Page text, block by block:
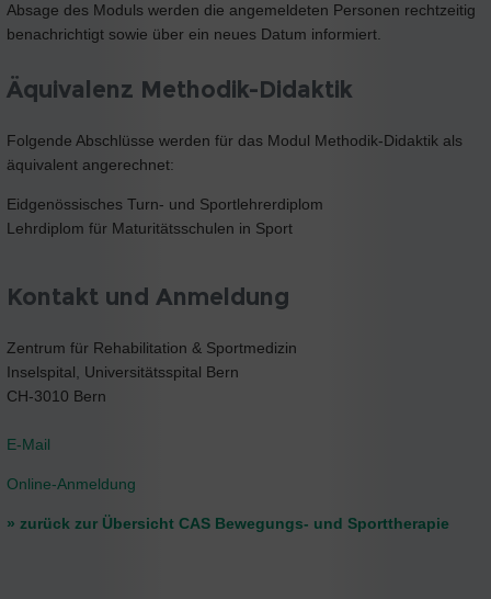
Absage des Moduls werden die angemeldeten Personen rechtzeitig
benachrichtigt sowie über ein neues Datum informiert.
Äquivalenz Methodik-Didaktik
Folgende Abschlüsse werden für das Modul Methodik-Didaktik als
äquivalent angerechnet:
Eidgenössisches Turn- und Sportlehrerdiplom
Lehrdiplom für Maturitätsschulen in Sport
Kontakt und Anmeldung
Zentrum für Rehabilitation & Sportmedizin
Inselspital, Universitätsspital Bern
CH-3010 Bern
E-Mail
Online-Anmeldung
» zurück zur Übersicht CAS Bewegungs- und Sporttherapie